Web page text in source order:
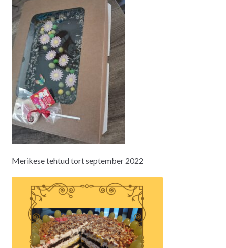
Merikese tehtud tort september 2022